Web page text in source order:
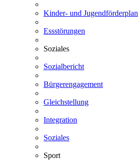
Kinder- und Jugendförderplan
Essstörungen
Soziales
Sozialbericht
Bürgerengagement
Gleichstellung
Integration
Soziales
Sport